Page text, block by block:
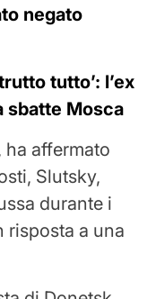
negato
tutto’: l’ex
sbatte Mosca
ha affermato
Slutsky,
durante i
risposta a una